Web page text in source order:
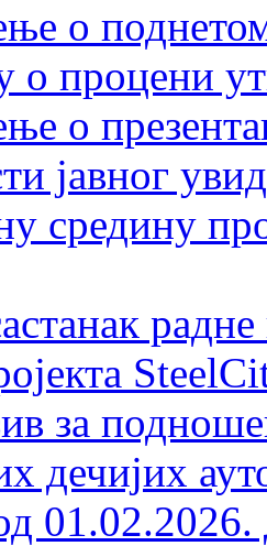
о поднетом
о процени
о
јавног
средину
за
дечијих